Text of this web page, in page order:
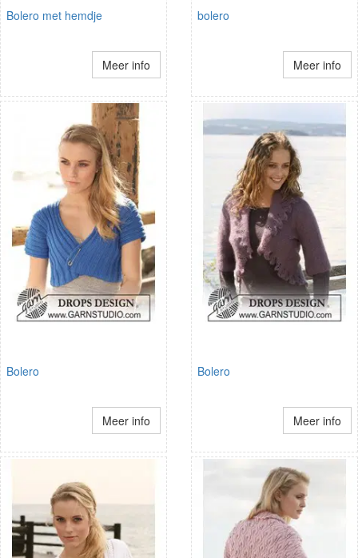
Bolero met hemdje
Meer info
bolero
Meer info
Bolero
Meer info
Bolero
Meer info